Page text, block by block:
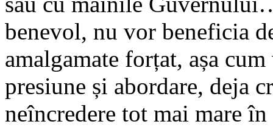
benevol, nu vor beneficia
amalgamate forțat, așa
presiune și abordare, deja
neîncredere tot mai mare